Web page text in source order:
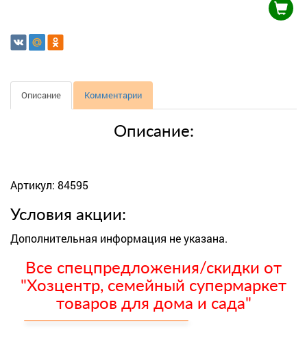
Описание Комментарии
Описание:
Артикул: 84595
Условия акции:
Дополнительная информация не указана.
Все спецпредложения/скидки от
"Хозцентр, семейный супермаркет
товаров для дома и сада"